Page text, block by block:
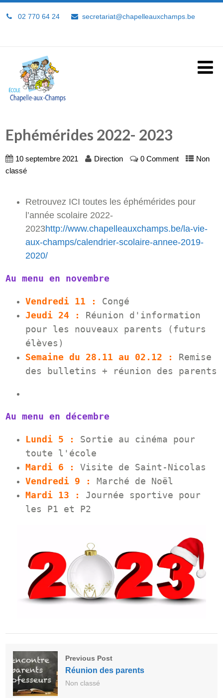
02 770 64 24 secretariat@chapelleauxchamps.be
Ephémérides 2022- 2023
10 septembre 2021 Direction 0 Comment
Non
classé
Retrouvez ICI toutes les éphémérides pour
l’année scolaire 2022-
2023http://www.chapelleauxchamps.be/la-vie-
aux-champs/calendrier-scolaire-annee-2019-
2020/
Au menu en novembre
Vendredi 11 : Congé
Jeudi 24 :
Réunion d'information
pour les nouveaux parents (futurs
élèves)
Semaine du 28.11 au 02.12 : Remise
des bulletins + réunion des parents
Au menu en décembre
Lundi 5 :
Sortie au cinéma pour
toute l'école
Mardi 6 :
Visite de Saint-Nicolas
Vendredi 9 :
Marché de Noël
Mardi 13 :
Journée sportive pour
les P1 et P2
Previous Post
Réunion des parents
Non classé